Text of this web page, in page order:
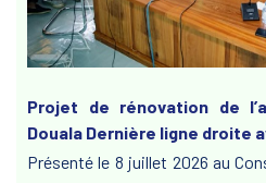
Projet de rénovation de
Douala Dernière ligne droite
Présenté le 8 juillet 2026 au